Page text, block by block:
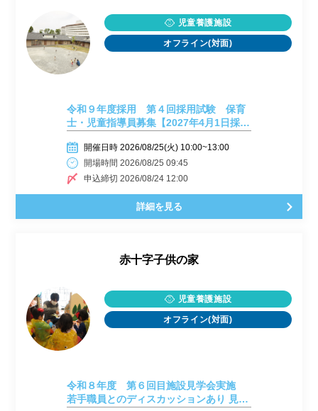
児童養護施設
オフライン(対面)
令和９年度採用 第４回採用試験 保育
士・児童指導員募集【2027年4月1日採
開催日時 2026/08/25(火) 10:00~13:00
開場時間 2026/08/25 09:45
申込締切 2026/08/24 12:00
詳細を見る
赤十字子供の家
児童養護施設
オフライン(対面)
令和８年度 第６回目施設見学会実施
若手職員とのディスカッションあり 見学